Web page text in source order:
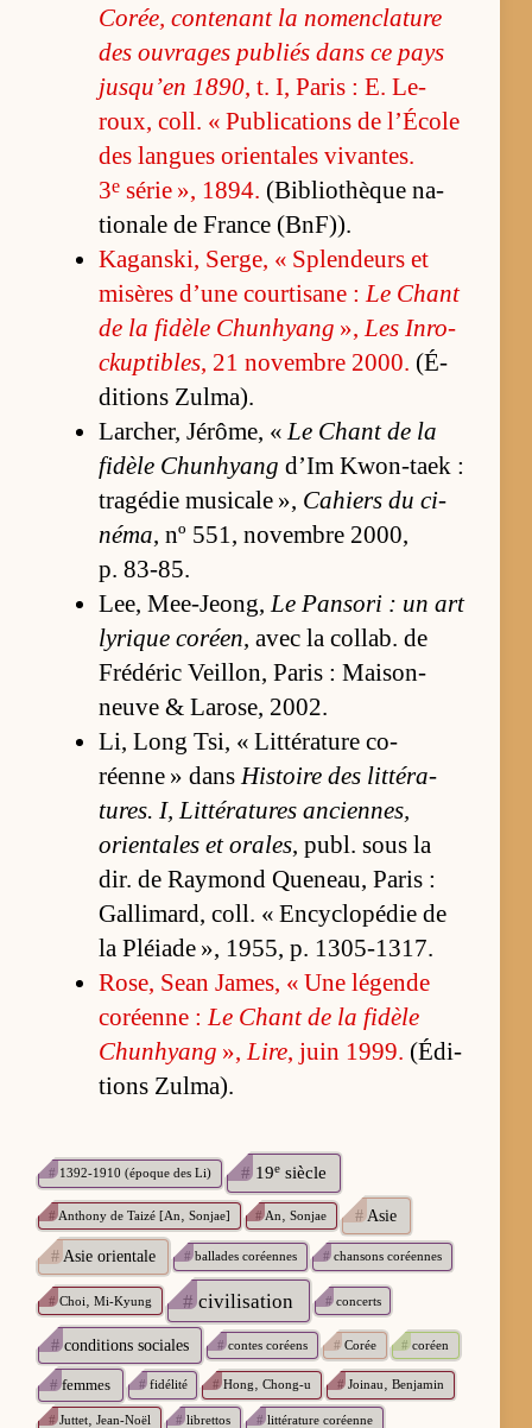
Co­rée, conte­nant la no­men­cla­ture
des ou­vrages pu­bliés dans ce pays
jusqu’en 1890, t. I, Pa­ris : E. Le­
roux, coll. « Pu­bli­ca­tions de l’École
des langues orien­tales vi­vantes.
3esé­rie », 1894. (Bi­blio­thèque na­
tio­nale de France (BnF)).
Ka­gans­ki, Ser­ge, « Splen­deurs et
mi­sères d’une cour­ti­sane :Le Chant
de la fi­dèle Chun­hyang »,Les In­ro­
ckup­tibles, 21 no­vembre 2000. (É­
di­tions Zul­ma).
Lar­cher, Jé­rô­me, «Le Chant de la
fi­dèle Chun­hyang d’Im Kwon-taek :
tra­gé­die mu­si­cale », Ca­hiers du ci­
néma, nº 551, no­vembre 2000,
p. 83-85.
Lee, Mee-Jeong,Le Pan­sori : un art
ly­rique co­réen, avec la col­lab. de
Fré­dé­ric Veillon, Pa­ris : Mai­son­
neuve & La­ro­se, 2002.
Li, Long Tsi, « Lit­té­ra­ture co­
réenne » dansHis­toire des lit­té­ra­
tures. I, Lit­té­ra­tures an­cien­nes,
orien­tales et orales, pu­bl. sous la
dir. de Ray­mond Que­neau, Pa­ris :
Gal­li­mard, coll. « En­cy­clo­pé­die de
la Pléiade », 1955, p. 1305-1317.
Ro­se, Sean Ja­mes, « Une lé­gende
co­réenne :Le Chant de la fi­dèle
Chun­hyang »,Lire, juin 1999. (É­di­
tions Zul­ma).
#1392-1910 (époque des Li) #19esiècle
#Anthony de Taizé [An‚ Sonjae] #An‚ Sonjae #Asie
#Asie orientale #ballades coréennes #chansons coréennes
#Choi‚ Mi-Kyung #civilisation #concerts
#conditions sociales #contes coréens #Corée #coréen
# femmes #fidélité #Hong‚ Chong-u #Joinau‚ Benjamin
#Juttet‚ Jean-Noël #librettos #littérature coréenne